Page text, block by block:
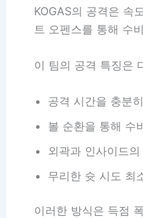
KOGAS의 공격은 속
트 오펜스를 통해 수
이 팀의 공격 특징은
공격 시간을 충분
볼 순환을 통해 수
외곽과 인사이드
무리한 슛 시도 최
이러한 방식은 득점